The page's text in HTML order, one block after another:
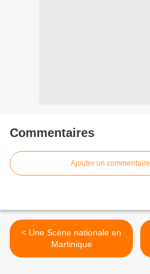
Commentaires
Ajouter un commentaire
< Une Scène nationale en
Martinique